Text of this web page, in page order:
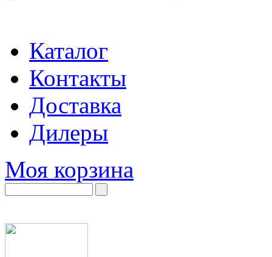
Каталог
Контакты
Доставка
Дилеры
Моя корзина